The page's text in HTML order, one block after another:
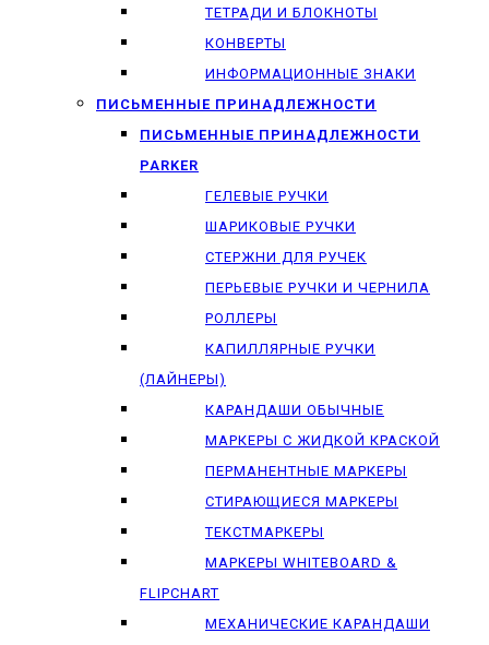
ТЕТРАДИ И БЛОКНОТЫ
КОНВЕРТЫ
ИНФОРМАЦИОННЫЕ ЗНАКИ
ПИСЬМЕННЫЕ ПРИНАДЛЕЖНОСТИ
ПИСЬМЕННЫЕ ПРИНАДЛЕЖНОСТИ
PARKER
ГЕЛЕВЫЕ РУЧКИ
ШАРИКОВЫЕ РУЧКИ
СТЕРЖНИ ДЛЯ РУЧЕК
ПЕРЬЕВЫЕ РУЧКИ И ЧЕРНИЛА
РОЛЛЕРЫ
КАПИЛЛЯРНЫЕ РУЧКИ
(ЛАЙНЕРЫ)
КАРАНДАШИ ОБЫЧНЫЕ
МАРКЕРЫ C ЖИДКОЙ КРАСКОЙ
ПЕРМАНЕНТНЫЕ МАРКЕРЫ
СТИРАЮЩИЕСЯ МАРКЕРЫ
ТЕКСТМАРКЕРЫ
МАРКЕРЫ WHITEBOARD &
FLIPCHART
МЕХАНИЧЕСКИЕ КАРАНДАШИ